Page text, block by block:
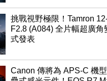
挑戰視野極限！Tamron
F2.8 (A084) 全片幅超廣角
式發表
Canon 傳將為 APS-C 機